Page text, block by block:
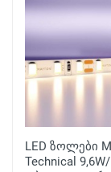
LED ზოლები
Technical